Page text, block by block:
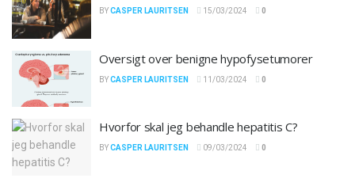
BYCASPER LAURITSEN 15/03/2024 0
Oversigt over benigne hypofysetumorer
BYCASPER LAURITSEN 11/03/2024 0
Hvorfor skal jeg behandle hepatitis C?
BYCASPER LAURITSEN 09/03/2024 0